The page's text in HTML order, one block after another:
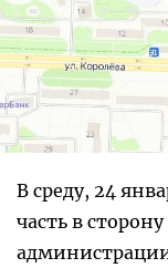
В среду, 24
часть в